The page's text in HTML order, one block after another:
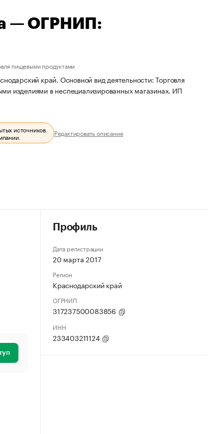
— ОГРНИП:
пищевыми продуктами
край. Основной вид деятельности: Торговля
изделиями в неспециализированных магазинах. ИП
источников.
Редактировать описание
Профиль
Дата регистрации
20 марта 2017
Регион
Краснодарский край
ОГРНИП
317237500083856
ИНН
233403211124